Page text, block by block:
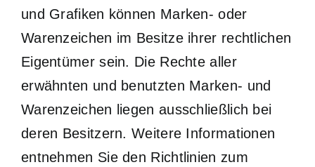
und Grafiken können Marken- oder
Warenzeichen im Besitze ihrer rechtlichen
Eigentümer sein. Die Rechte aller
erwähnten und benutzten Marken- und
Warenzeichen liegen ausschließlich bei
deren Besitzern. Weitere Informationen
entnehmen Sie den Richtlinien zum